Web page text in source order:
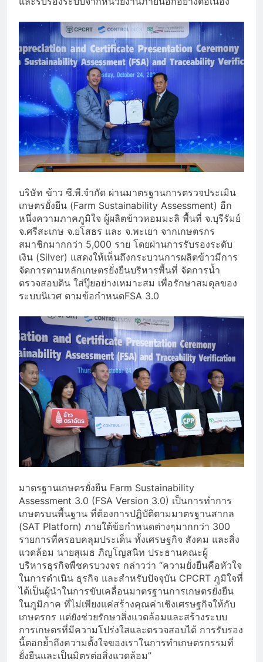
บริษัท ข้าว ซี.พี.จำกัด ผ่านมาตรฐานการตรวจประเมิน
เกษตรยั่งยีน (Farm Sustainability Assessment) อีก
หนึ่งความภาคภูมิใจ ผู้ผลิตข้าวหอมมะลิ พื้นที่ จ.บุรีรัมย์
จ.ศรีสะเกษ จ.ยโสธร และ จ.พะเยา จากเกษตรกร
สมาชิกมากกว่า 5,000 ราย โดยผ่านการรับรองระดับ
เงิน (Silver) แสดงให้เห็นถึงกระบวนการผลิตข้าวมีการ
จัดการตามหลักเกษตรยั่งยืนบริหารพื้นที่ จัดการน้ำ
ตรวจสอบดิน ใส่ปุ๊ยอย่างเหมาะสม เพื่อรักษาสมดุลของ
ระบบนิเวศ ตามข้อกำหนดFSA 3.0
มาตรฐานเกษตรยั่งยืน Farm Sustainability
Assessment 3.0 (FSA Version 3.0) เป็นการทำการ
เกษตรบนพื้นฐาน ที่ต้องการปฏิบัติตามมาตรฐานสากล
(SAT Platforn) ภายใต้ข้อกำหนดต่างๆมากกว่า 300
รายการที่ครอบคลุมประเด็น ทั้งเศรษฐกิจ สังคม และสิ่ง
แวดล้อม นายสุเมธ ภิญโญสนิท ประธานคณะผู้
บริหารธุรกิจพืชครบวงจร กล่าวว่า “ความยั่งยืนคือหัวใจ
ในการดำเนิน ธุรกิจ และสำหรับปัจจุบัน CPCRT ภูมิใจที่
ได้เป็นผู้นำในการขับเคลื่อนมาตรฐานการเกษตรยั่งยืน
ในภูมิภาค ที่ไม่เพียงแค่สร้างคุณค่าเชิงเศรษฐกิจให้กับ
เกษตรกร แต่ยังช่วยรักษาสิ่งแวดล้อมและสร้างระบบ
การเกษตรที่มีความโปร่งใสและตรวจสอบได้ การรับรอง
นี้ตอกย้ำถึงความตั้งใจของเราในการทำเกษตรกรรมที่
ยั่งยืนและเป็นมิตรต่อสิ่งแวดล้อม”